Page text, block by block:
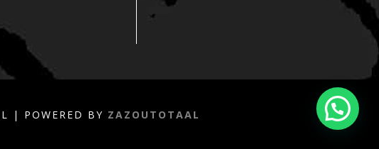
| POWERED BY ZAZOUTOTAAL